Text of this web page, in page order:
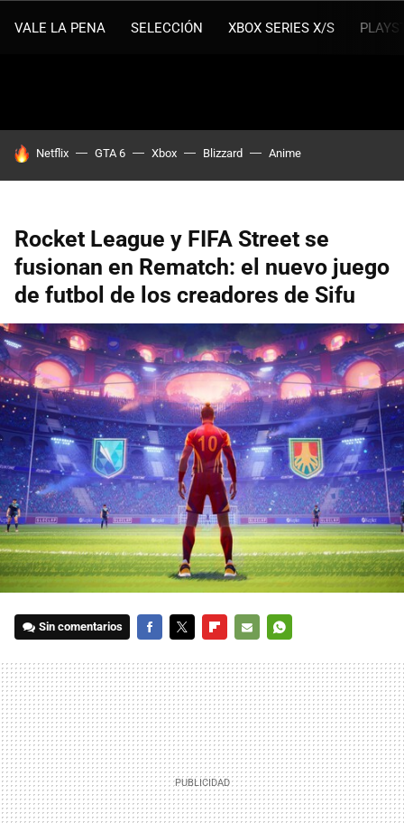
VALE LA PENA SELECCIÓN XBOX SERIES X/S
HOY SE HABLA DE
Netflix GTA 6 Xbox Blizzard Anime
Rocket League y FIFA Street se
fusionan en Rematch: el nuevo juego
de futbol de los creadores de Sifu
Sin comentarios
MAIL